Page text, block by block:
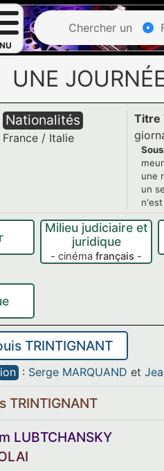
Chercher un
UNE
Nationalités
France / Italie
Titre
une
un
Milieu judiciaire et
juridique
- cinéma français -
TRINTIGNANT
: Serge MARQUAND et
TRINTIGNANT
LUBTCHANSKY